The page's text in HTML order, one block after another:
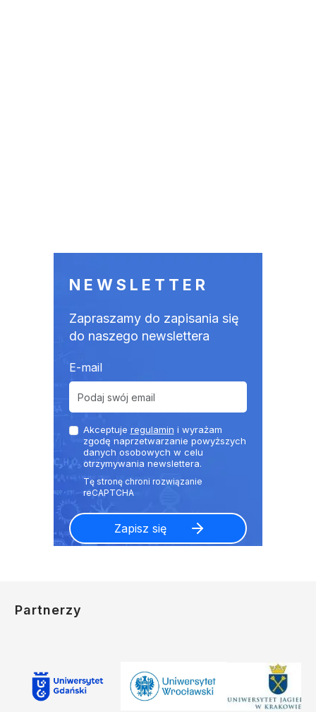
NEWSLETTER
Zapraszamy do zapisania się
do naszego newslettera
E-mail
Akceptuje regulamin i wyrażam
zgodę naprzetwarzanie powyższych
danych osobowych w celu
otrzymywania newslettera.
Partnerzy